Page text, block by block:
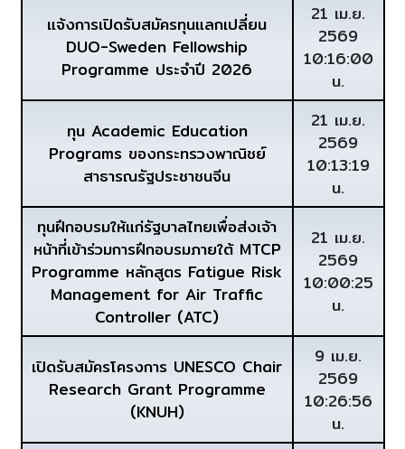
แจ้งการเปิดรับสมัครทุนแลกเปลี่ยน
DUO-Sweden Fellowship
Programme ประจำปี 2026
21 เม.ย.
2569
10:16:00
น.
ทุน Academic Education
Programs ของกระทรวงพาณิชย์
สาธารณรัฐประชาชนจีน
21 เม.ย.
2569
10:13:19
น.
ทุนฝึกอบรมให้แก่รัฐบาลไทยเพื่อส่งเจ้า
หน้าที่เข้าร่วมการฝึกอบรมภายใต้ MTCP
Programme หลักสูตร Fatigue Risk
Management for Air Traffic
Controller (ATC)
21 เม.ย.
2569
10:00:25
น.
เปิดรับสมัครโครงการ UNESCO Chair
Research Grant Programme
(KNUH)
9 เม.ย.
2569
10:26:56
น.